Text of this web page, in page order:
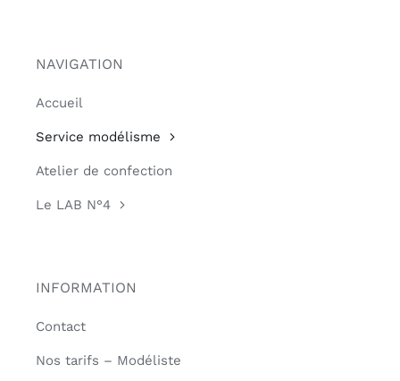
NAVIGATION
Accueil
Service modélisme
Atelier de confection
Le LAB N°4
INFORMATION
Contact
Nos tarifs – Modéliste